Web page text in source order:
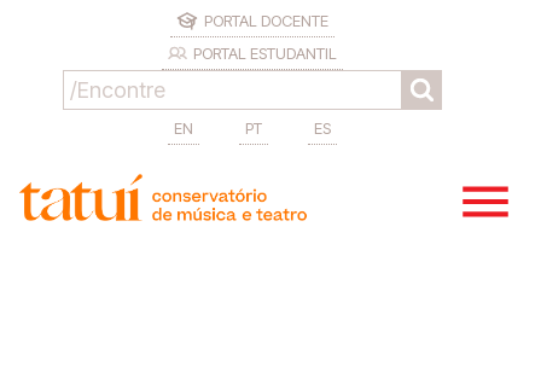
PORTAL DOCENTE
PORTAL ESTUDANTIL
EN PT ES